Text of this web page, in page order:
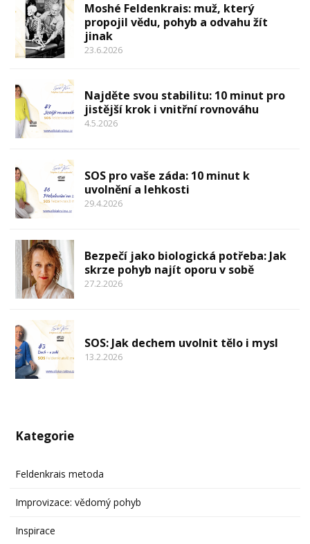
Moshé Feldenkrais: muž, který
propojil vědu, pohyb a odvahu žít
jinak
23.6.2026
Najděte svou stabilitu: 10 minut pro
jistější krok i vnitřní rovnováhu
4.5.2026
SOS pro vaše záda: 10 minut k
uvolnění a lehkosti
29.4.2026
Bezpečí jako biologická potřeba: Jak
skrze pohyb najít oporu v sobě
27.2.2026
SOS: Jak dechem uvolnit tělo i mysl
13.2.2026
Kategorie
Feldenkrais metoda
Improvizace: vědomý pohyb
Inspirace